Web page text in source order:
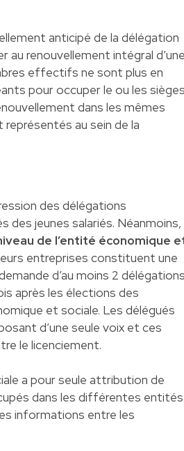
anticipé de la délégation
au renouvellement intégral
effectifs ne sont plus en
pour occuper le ou les
dans les mêmes
au sein de la
des délégations
des jeunes salariés. Néanmoins,
de l’entité économique
entreprises constituent une
d’au moins 2
après les élections des
et sociale. Les délégués
d’une seule voix et ces
le licenciement.
a pour seule attribution de
dans les différentes
informations entre les